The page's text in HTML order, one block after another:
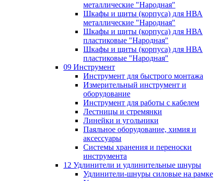
металлические "Народная"
Шкафы и щиты (корпуса) для НВА
металлические "Народная"
Шкафы и щиты (корпуса) для НВА
пластиковые "Народная"
Шкафы и щиты (корпуса) для НВА
пластиковые "Народная"
09 Инструмент
Инструмент для быстрого монтажа
Измерительный инструмент и
оборудование
Инструмент для работы с кабелем
Лестницы и стремянки
Линейки и угольники
Паяльное оборудование, химия и
аксессуары
Системы хранения и переноски
инструмента
12 Удлинители и удлинительные шнуры
Удлинители-шнуры силовые на рамке